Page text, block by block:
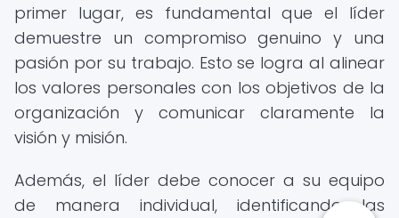
primer lugar, es fundamental que el líder
demuestre un compromiso genuino y una
pasión por su trabajo. Esto se logra al alinear
los valores personales con los objetivos de la
organización y comunicar claramente la
visión y misión.
Además, el líder debe conocer a su equipo
de manera individual, identificando las